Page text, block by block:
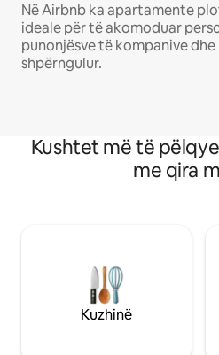
Në Airbnb ka apartamente
ideale për të akomoduar
punonjësve të kompanive
shpërngulur.
Kushtet më të
me qira
Kuzhinë